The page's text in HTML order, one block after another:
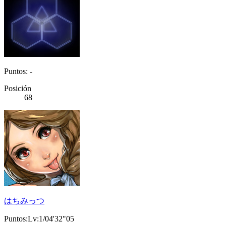
Puntos: -
Posición
68
はちみっつ
Puntos:Lv:1/04'32"05